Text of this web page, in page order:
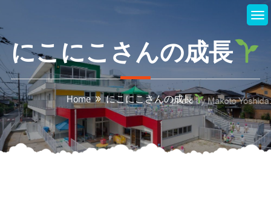
contentにこにこさんの成長
Home にこにこさんの成長